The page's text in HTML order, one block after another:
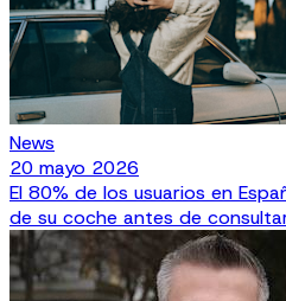
News
20 mayo 2026
El 80% de los usuarios en
de su coche antes de